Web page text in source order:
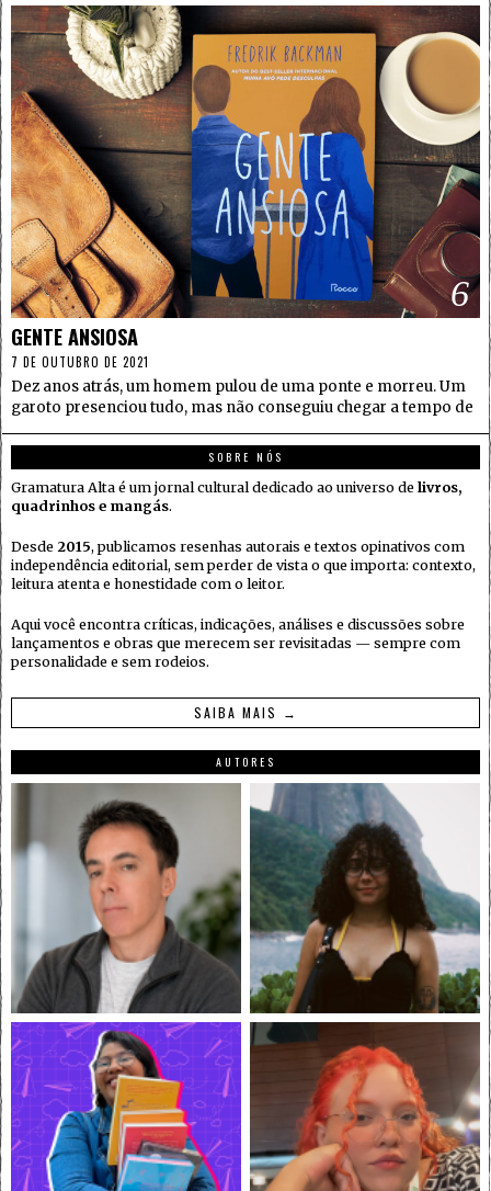
6
GENTE ANSIOSA
7 DE OUTUBRO DE 2021
Dez anos atrás, um homem pulou de uma ponte e morreu. Um
garoto presenciou tudo, mas não conseguiu chegar a tempo de
SOBRE NÓS
Gramatura Alta é um jornal cultural dedicado ao universo de livros,
quadrinhos e mangás.
Desde 2015, publicamos resenhas autorais e textos opinativos com
independência editorial, sem perder de vista o que importa: contexto,
leitura atenta e honestidade com o leitor.
Aqui você encontra críticas, indicações, análises e discussões sobre
lançamentos e obras que merecem ser revisitadas — sempre com
personalidade e sem rodeios.
SAIBA MAIS →
AUTORES